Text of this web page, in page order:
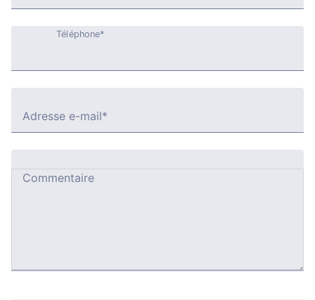
Téléphone*
Adresse e-mail*
Commentaire